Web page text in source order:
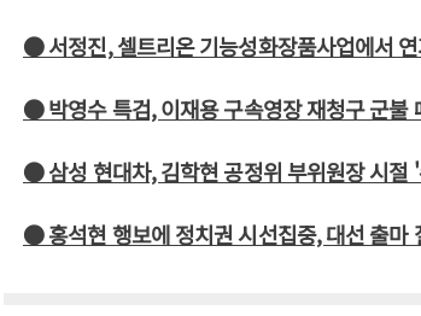
● 서정진, 셀트리온 기능성화장품사업에서
● 박영수 특검, 이재용 구속영장 재청구 군불
● 삼성 현대차, 김학현 공정위 부위원장 시절
● 홍석현 행보에 정치권 시선집중, 대선 출마